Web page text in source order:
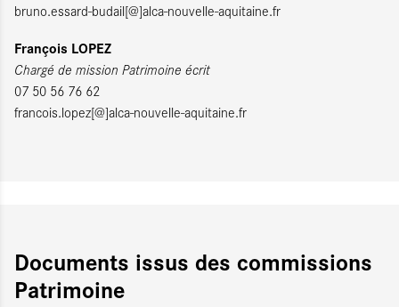
bruno.essard-budail[@]alca-nouvelle-aquitaine.fr
François LOPEZ
Chargé de mission Patrimoine écrit
07 50 56 76 62
francois.lopez[@]alca-nouvelle-aquitaine.fr
Documents issus des commissions
Patrimoine